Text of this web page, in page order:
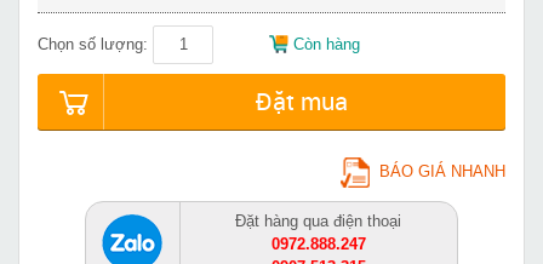
Chọn số lượng: Còn hàng
Đặt mua
BÁO GIÁ NHANH
Đặt hàng qua điện thoại
0972.888.247